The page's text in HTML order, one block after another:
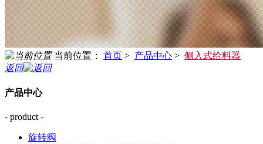
当前位置： 首页 > 产品中心 > 侧入式给料器
返回
产品中心
- product -
旋转阀